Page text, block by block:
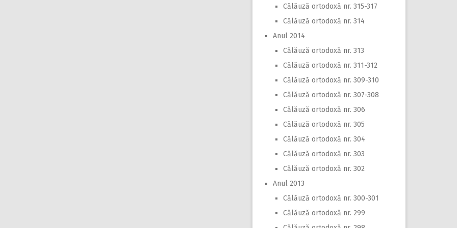
Călăuză ortodoxă nr. 315-317
Călăuză ortodoxă nr. 314
Anul 2014
Călăuză ortodoxă nr. 313
Călăuză ortodoxă nr. 311-312
Călăuză ortodoxă nr. 309-310
Călăuză ortodoxă nr. 307-308
Călăuză ortodoxă nr. 306
Călăuză ortodoxă nr. 305
Călăuză ortodoxă nr. 304
Călăuză ortodoxă nr. 303
Călăuză ortodoxă nr. 302
Anul 2013
Călăuză ortodoxă nr. 300-301
Călăuză ortodoxă nr. 299